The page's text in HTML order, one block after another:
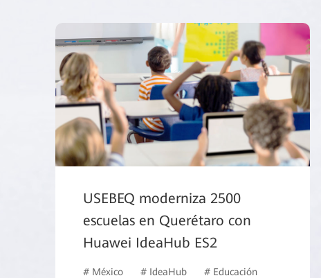
USEBEQ moderniza 2500
escuelas en Querétaro con
Huawei IdeaHub ES2
# México # IdeaHub # Educación